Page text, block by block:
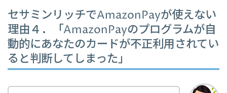
セサミンリッチでAmazonPayが使えない
理由４．「AmazonPayのプログラムが自
動的にあなたのカードが不正利用されてい
ると判断してしまった」